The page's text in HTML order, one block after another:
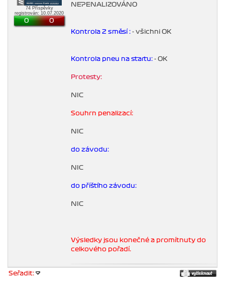
74 Příspěvky
registrován: 10.07.2020
0 0
NEPENALIZOVÁNO
Kontrola 2 směsí : - všichni OK
Kontrola pneu na startu: - OK
Protesty:
NIC
Souhrn penalizací:
NIC
do závodu:
NIC
do příštího závodu:
NIC
Výsledky jsou konečné a promítnuty do
celkového pořadí.
Seřadit: